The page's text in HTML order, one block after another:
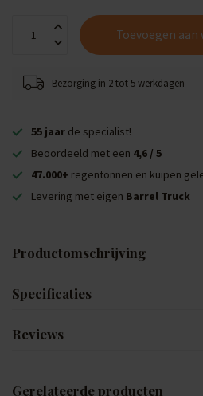
Toevoegen
Bezorging in 2 tot 5 werkdagen
55 jaar de specialist!
Beoordeeld met een 4,6 / 5
47.000+ regentonnen en kuipen
Levering met eigen Barrel Truck
Productomschrijving
Specificaties
Reviews
Gerelateerde producten